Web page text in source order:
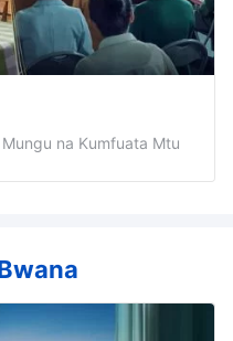
na Kumfuata Mtu